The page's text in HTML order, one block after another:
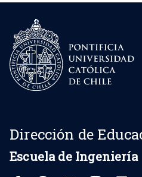
Dirección de
Escuela de Ingeniería